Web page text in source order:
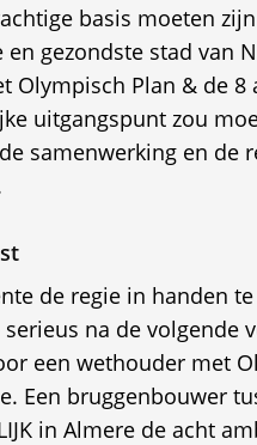
basis moeten
en gezondste stad van
Olympisch Plan & de 8
uitgangspunt zou
samenwerking en de
de regie in handen
serieus na de volgende
een wethouder met
Een bruggenbouwer
in Almere de acht